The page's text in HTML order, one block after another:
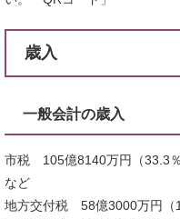
歳入
一般会計の歳入
市税 105億8140万円（33.3
など
地方交付税 58億3000万円